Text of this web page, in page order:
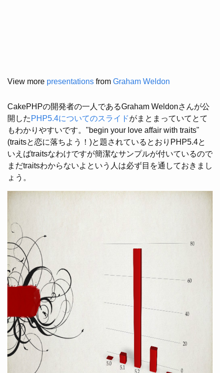
View more presentations from Graham Weldon
CakePHPの開発者の一人であるGraham Weldonさんが公
開した PHP5.4についてのスライドがまとまっていてとて
もわかりやすいです。"begin your love affair with traits"
(traitsと恋に落ちよう！)と題されているとおりPHP5.4と
いえばtraitsなわけですが簡潔なサンプルが付いているので
まだtraitsわからないよという人は必ず目を通しておきまし
ょう。